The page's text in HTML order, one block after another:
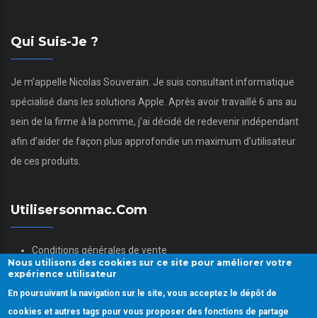
Qui Suis-Je ?
Je m’appelle Nicolas Souverain. Je suis consultant informatique
spécialisé dans les solutions Apple. Après avoir travaillé 6 ans au
sein de la firme à la pomme, j’ai décidé de redevenir indépendant
afin d’aider de façon plus approfondie un maximum d’utilisateur
de ces produits.
Utilisersonmac.com
Conditions générales de vente
Mentions légales
Politique des données personnelles
Gestion des Cookies
Nous utilisons des cookies sur ce site pour améliorer votre
expérience utilisateur
En poursuivant la navigation sur le site, vous acceptez le dépôt de
cookies et autres tags pour vous proposer des fonctions de partage